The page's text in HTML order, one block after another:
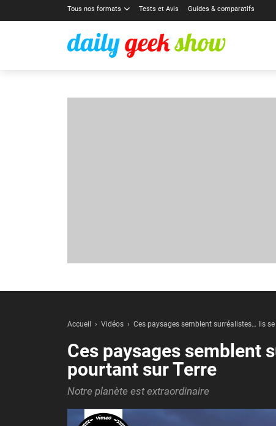
Tous nos formats Tests et Avis Guides & comparatifs
Accueil Vidéos Ces paysages semblent surréalistes… Ils
Ces paysages semblent
pourtant sur Terre
Notre planète est extraordinaire